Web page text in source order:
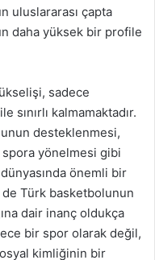
uluslararası çapta
daha yüksek bir profile
sadece
sınırlı kalmamaktadır.
desteklenmesi,
spora yönelmesi gibi
önemli bir
Türk basketbolunun
dair inanç oldukça
bir spor olarak değil,
kimliğinin bir